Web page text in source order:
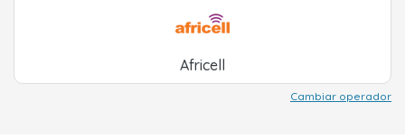
Africell
Cambiar operador